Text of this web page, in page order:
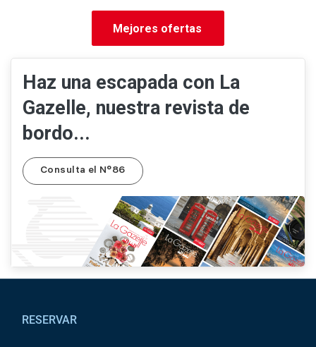
Mejores ofertas
Haz una escapada con La
Gazelle, nuestra revista de
bordo...
Consulta el N°86
RESERVAR